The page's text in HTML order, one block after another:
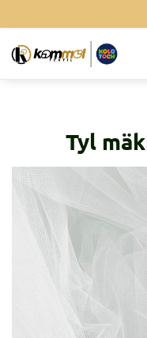
Tyl